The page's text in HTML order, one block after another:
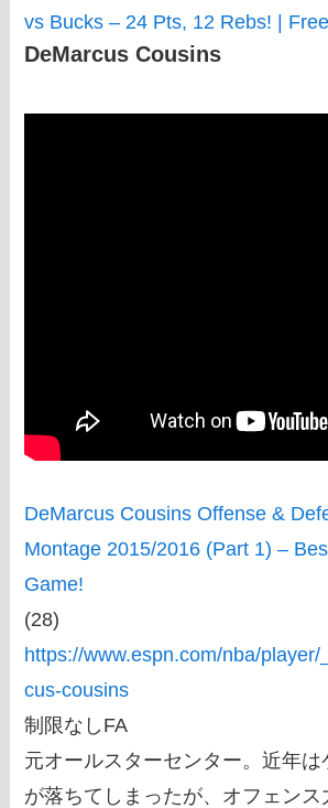
vs Bucks – 24 Pts, 12 Rebs! |
DeMarcus Cousins
DeMarcus Cousins Offense &
Montage 2015/2016 (Part 1) –
Game!
(28)
https://www.espn.com/nba/player/
cus-cousins
制限なしFA
元オールスターセンター。近年は
が落ちてしまったが、オフェンス